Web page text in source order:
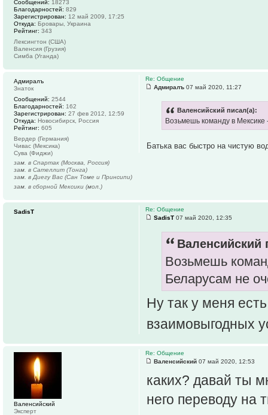
Сообщений: 18273
Благодарностей: 829
Зарегистрирован: 12 май 2009, 17:25
Откуда: Бровары, Украина
Рейтинг: 343
Лексингтон (США)
Валенсия (Грузия)
Симба (Уганда)
Re: Общение
Адмиралъ 07 май 2020, 11:27
Валенсийский писал(а):
Возьмешь команду в Мексике
Батька вас быстро на чистую
Адмиралъ
Знаток
Сообщений: 2544
Благодарностей: 162
Зарегистрирован: 27 фев 2012, 12:59
Откуда: Новосибирск, Россия
Рейтинг: 605
Вердер (Германия)
Чивас (Мексика)
Сува (Фиджи)
зам. в Спартак (Москва, Россия)
зам. в Сателлит (Тонга)
зам. в Диегу Вас (Сан Томе и Принсипи)
зам. в сборной Мексики (мол.)
Re: Общение
SadisT 07 май 2020, 12:35
Валенсийский
Возьмешь
Беларусам не
Ну так у меня
взаимовыгодных
SadisT
Re: Общение
Валенсийский 07 май 2020, 12:53
каких? давай ты
него переводу на
Валенсийский
Эксперт